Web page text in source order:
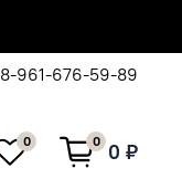
8-961-676-59-89
0 0 0 ₽